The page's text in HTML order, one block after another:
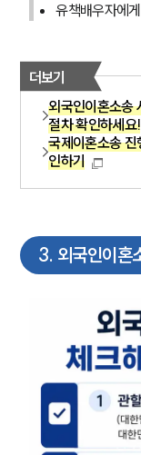
유책배우자에
더보기
외국인이혼소송
절차 확인하세요!
국제이혼소송 진
인하기
3. 외국인이혼